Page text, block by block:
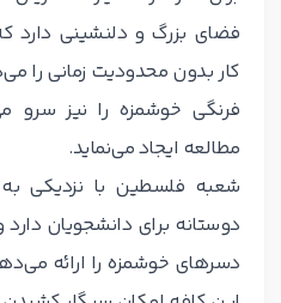
فضای بزرگ و دلنشینی دارد
کار بدون محدودیت زمانی را
فرنگی خوشمزه را نیز سرو
مطالعه ایجاد می‌نماید.
شعبه فلسطین با نزدیکی
دوستانه برای دانشجویان
دسرهای خوشمزه را ارائه